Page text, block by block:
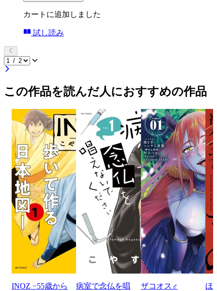
カートに追加しました
試し読み
この作品を読んだ人におすすめの作品
INOZ −55歳から
病室で念仏を唱
ザコオス♂ ほ